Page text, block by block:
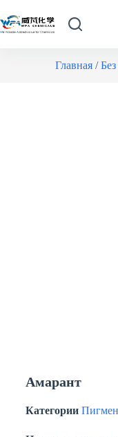
Главная /
Амарант
Категории